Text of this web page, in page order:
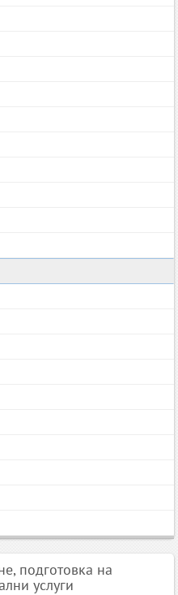
подготовка на
услуги